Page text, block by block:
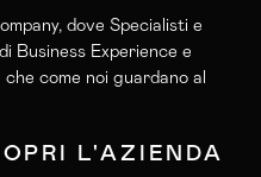
dove Specialisti e
Business Experience e
come noi guardano al
L'AZIENDA